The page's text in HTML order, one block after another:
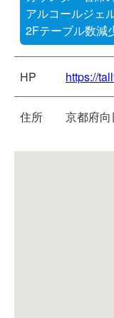
アルコールジェ
2Fテーブル数減
HP https://
住所 京都府